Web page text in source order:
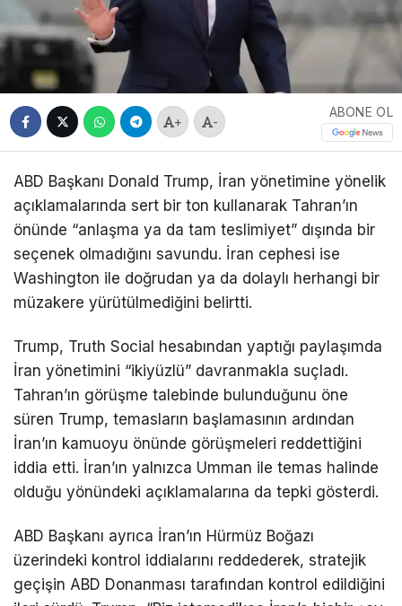
+ -
ABONE OL
ABD Başkanı Donald Trump, İran yönetimine yönelik
açıklamalarında sert bir ton kullanarak Tahran’ın
önünde “anlaşma ya da tam teslimiyet” dışında bir
seçenek olmadığını savundu. İran cephesi ise
Washington ile doğrudan ya da dolaylı herhangi bir
müzakere yürütülmediğini belirtti.
Trump, Truth Social hesabından yaptığı paylaşımda
İran yönetimini “ikiyüzlü” davranmakla suçladı.
Tahran’ın görüşme talebinde bulunduğunu öne
süren Trump, temasların başlamasının ardından
İran’ın kamuoyu önünde görüşmeleri reddettiğini
iddia etti. İran’ın yalnızca Umman ile temas halinde
olduğu yönündeki açıklamalarına da tepki gösterdi.
ABD Başkanı ayrıca İran’ın Hürmüz Boğazı
üzerindeki kontrol iddialarını reddederek, stratejik
geçişin ABD Donanması tarafından kontrol edildiğini